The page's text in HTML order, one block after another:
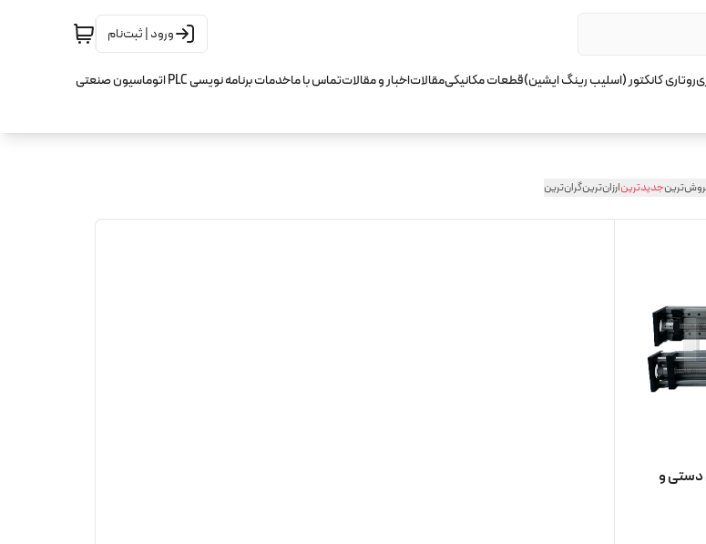
ورود | ثبت‌نام
روتاری کانکتور (اسلیب رینگ ایشین)قطعات مکانیکیمقالاتاخبار و مقالاتتماس با ماخدمات برنامه نویسی PLC اتوماسیون صنعتی
جدیدترینارزان‌ترینگران‌ترین
و